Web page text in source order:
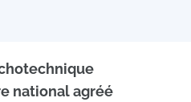
national agréé